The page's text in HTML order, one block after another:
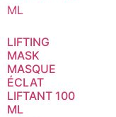
LIFTING
MASK
MASQUE
ÉCLAT
LIFTANT 100
ML